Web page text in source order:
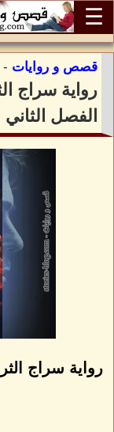
☰
قصص و روايات -
رواية سراج
الفصل
رواية سراج